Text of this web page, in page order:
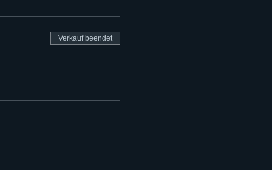
Verkauf beendet